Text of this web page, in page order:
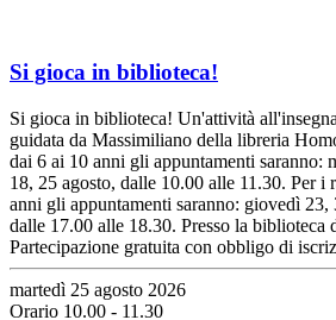
Si gioca in biblioteca!
Si gioca in biblioteca! Un'attività
guidata da Massimiliano della libreria
dai 6 ai 10 anni gli appuntamenti saranno:
18, 25 agosto, dalle 10.00 alle 11.30. Per i
anni gli appuntamenti saranno: giovedì
dalle 17.00 alle 18.30. Presso la biblioteca
Partecipazione gratuita con obbligo di
martedì 25 agosto 2026
Orario 10.00 - 11.30